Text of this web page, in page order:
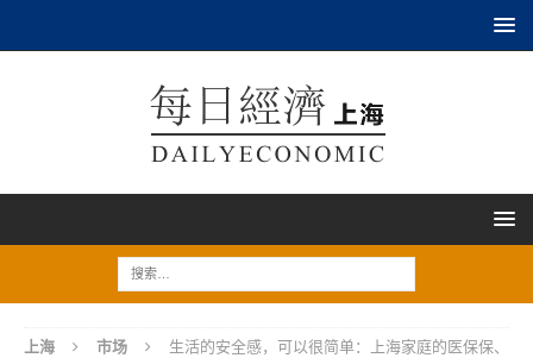
上海 市场
生活的安全感，可以很简单：上海家庭的医保保、